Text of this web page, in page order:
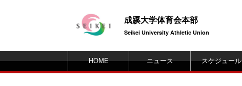
成蹊大学体育会本部
Seikei University Athletic Union
HOME ニュース スケジュール